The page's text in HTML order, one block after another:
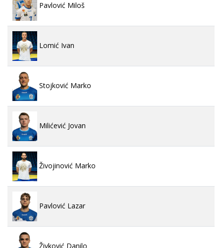
Pavlović Miloš
Lomić Ivan
Stojković Marko
Milićević Jovan
Živojinović Marko
Pavlović Lazar
Živković Danilo